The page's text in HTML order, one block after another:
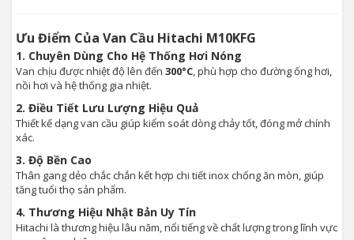
Ưu Điểm Của Van Cầu Hitachi M10KFG
1. Chuyên Dùng Cho Hệ Thống Hơi Nóng
Van chịu được nhiệt độ lên đến 300°C, phù hợp cho đường ống hơi,
nồi hơi và hệ thống gia nhiệt.
2. Điều Tiết Lưu Lượng Hiệu Quả
Thiết kế dạng van cầu giúp kiểm soát dòng chảy tốt, đóng mở chính
xác.
3. Độ Bền Cao
Thân gang dẻo chắc chắn kết hợp chi tiết inox chống ăn mòn, giúp
tăng tuổi thọ sản phẩm.
4. Thương Hiệu Nhật Bản Uy Tín
Hitachi là thương hiệu lâu năm, nổi tiếng về chất lượng trong lĩnh vực